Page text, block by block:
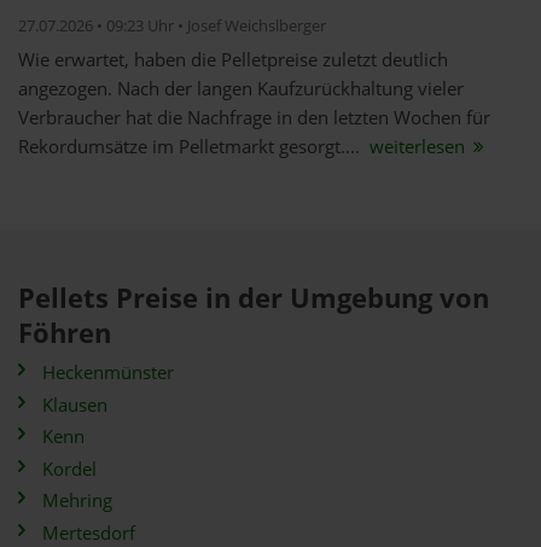
27.07.2026 • 09:23 Uhr • Josef Weichslberger
Wie erwartet, haben die Pelletpreise zuletzt deutlich
angezogen. Nach der langen Kaufzurückhaltung vieler
Verbraucher hat die Nachfrage in den letzten Wochen für
Rekordumsätze im Pelletmarkt gesorgt.... weiterlesen
Pellets Preise in der Umgebung von
Föhren
Heckenmünster
Klausen
Kenn
Kordel
Mehring
Mertesdorf